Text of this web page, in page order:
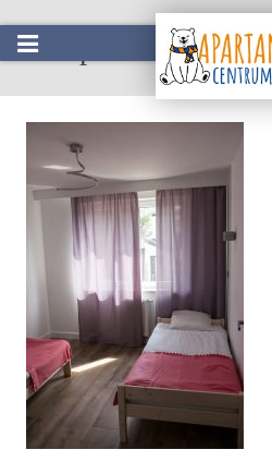
Atrakcje w okolicy
Kontakt
Rezerwacja
Apartament